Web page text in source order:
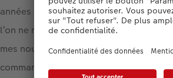
années n’ont pas été faciles non plus
l’on ne me demande plus seulement
mes nouvelles œuvres. Pourtant, j’ai
commandes commerciales. Je n’ai